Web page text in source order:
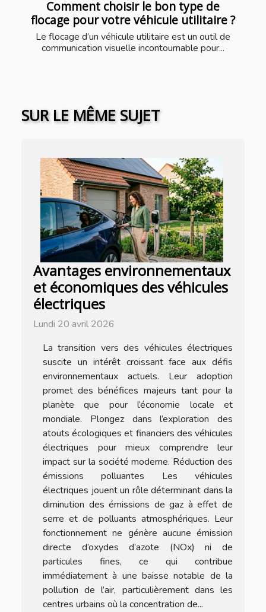
Comment choisir le bon type de
flocage pour votre véhicule utilitaire ?
Le flocage d’un véhicule utilitaire est un outil de
communication visuelle incontournable pour...
SUR LE MÊME SUJET
Avantages environnementaux
et économiques des véhicules
électriques
Lundi 20 avril 2026
La transition vers des véhicules électriques
suscite un intérêt croissant face aux défis
environnementaux actuels. Leur adoption
promet des bénéfices majeurs tant pour la
planète que pour l’économie locale et
mondiale. Plongez dans l’exploration des
atouts écologiques et financiers des véhicules
électriques pour mieux comprendre leur
impact sur la société moderne. Réduction des
émissions polluantes Les véhicules
électriques jouent un rôle déterminant dans la
diminution des émissions de gaz à effet de
serre et de polluants atmosphériques. Leur
fonctionnement ne génère aucune émission
directe d’oxydes d’azote (NOx) ni de
particules fines, ce qui contribue
immédiatement à une baisse notable de la
pollution de l’air, particulièrement dans les
centres urbains où la concentration de...